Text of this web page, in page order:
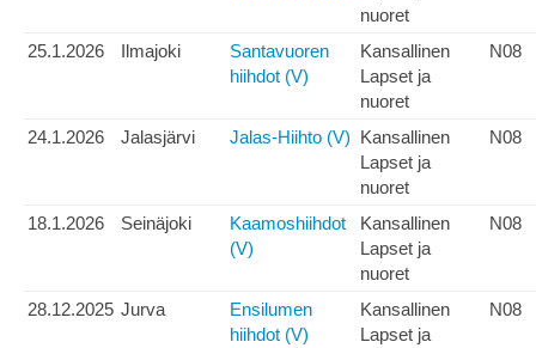
nuoret
25.1.2026 Ilmajoki
Santavuoren
hiihdot (V)
Kansallinen
Lapset ja
nuoret
N08
24.1.2026 Jalasjärvi Jalas-Hiihto (V) Kansallinen
Lapset ja
nuoret
N08
18.1.2026 Seinäjoki
Kaamoshiihdot
(V)
Kansallinen
Lapset ja
nuoret
N08
28.12.2025 Jurva
Ensilumen
hiihdot (V)
Kansallinen
Lapset ja
N08